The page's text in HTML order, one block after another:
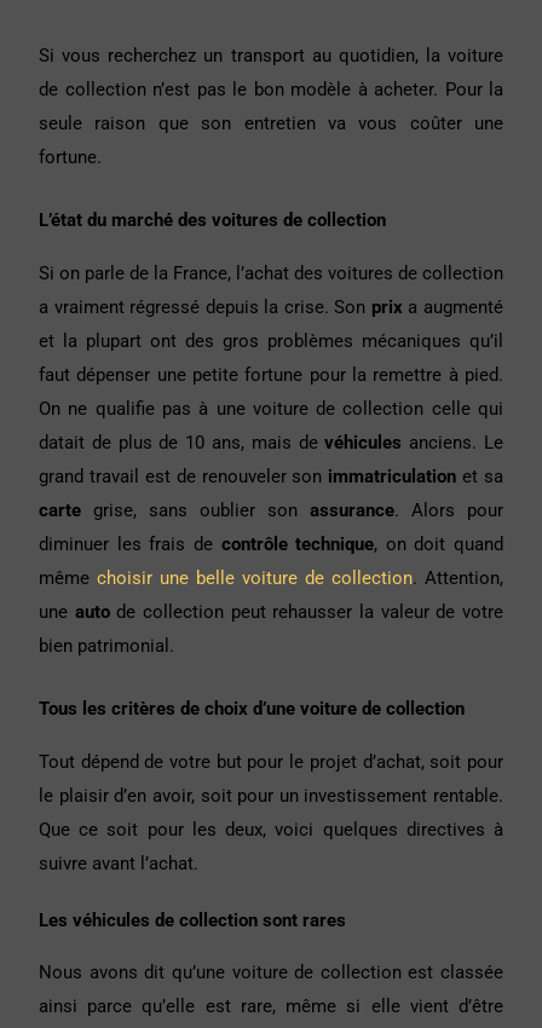
Si vous recherchez un transport au quotidien, la voiture
de collection n’est pas le bon modèle à acheter. Pour la
seule raison que son entretien va vous coûter une
fortune.
L’état du marché des voitures de collection
Si on parle de la France, l’achat des voitures de collection
a vraiment régressé depuis la crise. Son prix a augmenté
et la plupart ont des gros problèmes mécaniques qu’il
faut dépenser une petite fortune pour la remettre à pied.
On ne qualifie pas à une voiture de collection celle qui
datait de plus de 10 ans, mais devéhicules anciens. Le
grand travail est de renouveler son immatriculation et sa
carte grise, sans oublier son assurance. Alors pour
diminuer les frais de contrôle technique, on doit quand
même choisir une belle voiture de collection. Attention,
une autode collection peut rehausser la valeur de votre
bien patrimonial.
Tous les critères de choix d’une voiture de collection
Tout dépend de votre but pour le projet d’achat, soit pour
le plaisir d’en avoir, soit pour un investissement rentable.
Que ce soit pour les deux, voici quelques directives à
suivre avant l’achat.
Les véhicules de collection sont rares
Nous avons dit qu’une voiture de collection est classée
ainsi parce qu’elle est rare, même si elle vient d’être